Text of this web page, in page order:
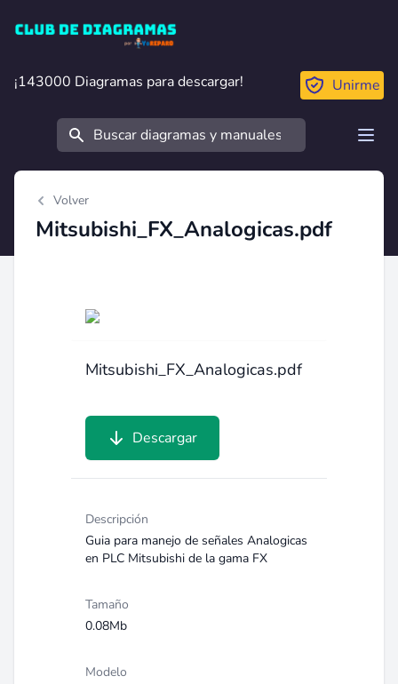
Club de Diagramas
¡143000 Diagramas para descargar!
¡143000 Diagramas para descargar! Unirme
Buscar
Volver
Mitsubishi_FX_Analogicas.pdf
Mitsubishi_FX_Analogicas.pdf
Descargar
Descripción
Guia para manejo de señales Analogicas
en PLC Mitsubishi de la gama FX
Tamaño
0.08Mb
Modelo